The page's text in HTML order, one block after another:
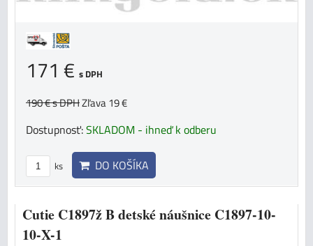
171 € s DPH
190 €s DPHZľava 19 €
Dostupnosť:SKLADOM - ihneď k odberu
ks DO KOŠÍKA
Cutie C1897ž B detské náušnice C1897-10-
10-X-1